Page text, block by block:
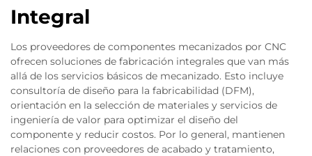
Integral
Los proveedores de componentes mecanizados por CNC
ofrecen soluciones de fabricación integrales que van más
allá de los servicios básicos de mecanizado. Esto incluye
consultoría de diseño para la fabricabilidad (DFM),
orientación en la selección de materiales y servicios de
ingeniería de valor para optimizar el diseño del
componente y reducir costos. Por lo general, mantienen
relaciones con proveedores de acabado y tratamiento,